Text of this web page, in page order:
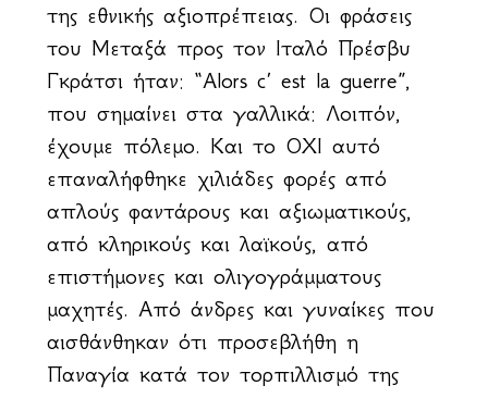
της εθνικής αξιοπρέπειας. Οι φράσεις
του Μεταξά προς τον Ιταλό Πρέσβυ
Γκράτσι ήταν: “Alors c’ est la guerre”,
που σημαίνει στα γαλλικά: Λοιπόν,
έχουμε πόλεμο. Και το ΟΧΙ αυτό
επαναλήφθηκε χιλιάδες φορές από
απλούς φαντάρους και αξιωματικούς,
από κληρικούς και λαϊκούς, από
επιστήμονες και ολιγογράμματους
μαχητές. Από άνδρες και γυναίκες που
αισθάνθηκαν ότι προσεβλήθη η
Παναγία κατά τον τορπιλλισμό της